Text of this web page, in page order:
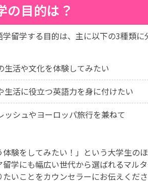
目的は？
留学する目的は、主に以下の3種類に
生活や文化を体験してみたい
生活に役立つ英語力を身に付けたい
ッシュやヨーロッパ旅行を兼ねて
体験をしてみたい！」という大学生
留学にも幅広い世代から選ばれるマル
たいことをカウンセラーにお伝えくだ